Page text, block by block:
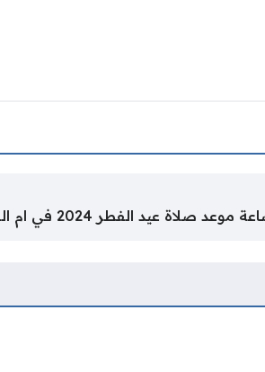
صلاة عيد الفطر 2024 في ام القيوين